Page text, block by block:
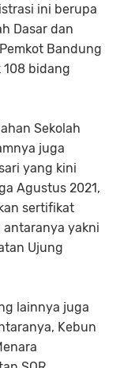
ini berupa
Dasar dan
Bandung
108 bidang
Sekolah
juga
yang kini
Agustus 2021,
sertifikat
antaranya yakni
Ujung
lainnya juga
Kebun